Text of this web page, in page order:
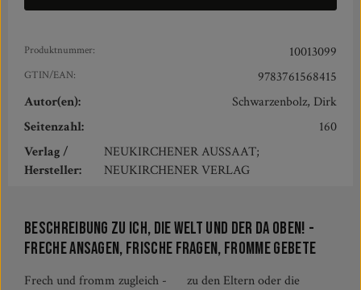
Produktnummer: 10013099
GTIN/EAN:
9783761568415
Autor(en):
Schwarzenbolz, Dirk
Seitenzahl:
160
Verlag /
Hersteller:
NEUKIRCHENER AUSSAAT;
NEUKIRCHENER VERLAG
Beschreibung zu Ich, die Welt und DER da oben! -
Freche Ansagen, frische Fragen, fromme Gebete
Frech und fromm zugleich -
zu den Eltern oder die